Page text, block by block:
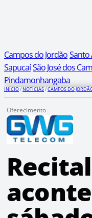
Campos do JordãoSanto
SapucaíSão José dos
Pindamonhangaba
INÍCIO/NOTÍCIAS/CAMPOS DO
Oferecimento